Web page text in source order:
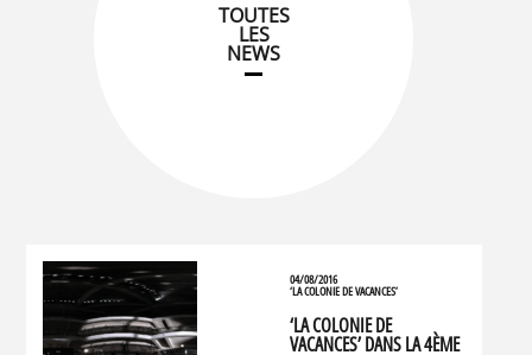
TOUTES
LES
NEWS
04/08/2016
‘LA COLONIE DE VACANCES’
‘LA COLONIE DE
VACANCES’ DANS LA 4ÈME